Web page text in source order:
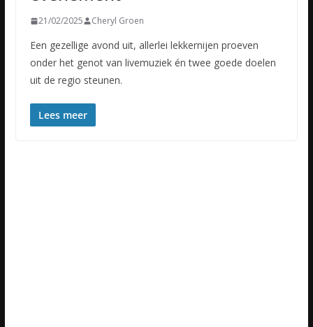
21/02/2025 Cheryl Groen
Een gezellige avond uit, allerlei lekkernijen proeven
onder het genot van livemuziek én twee goede doelen
uit de regio steunen.
Lees meer